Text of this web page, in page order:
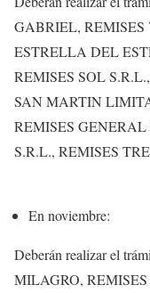
GABRIEL,
ESTRELLA DEL
REMISES SOL
SAN MARTIN
REMISES
S.R.L., REMISES
En noviembre:
Deberán realizar el
MILAGRO,